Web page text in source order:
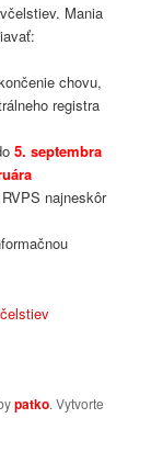
Mania
chovu,
registra
5. septembra
najneskôr
patko. Vytvorte